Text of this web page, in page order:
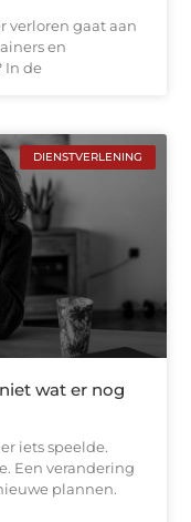
verloren gaat aan
en
In de
DIENSTVERLENING
wat er nog
iets speelde.
Een verandering
plannen.